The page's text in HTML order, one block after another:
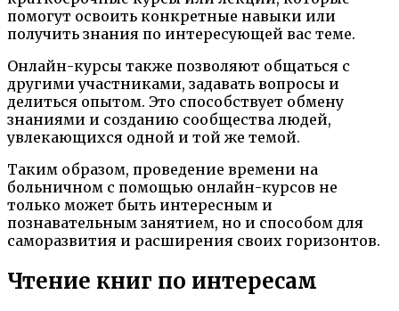
помогут освоить конкретные навыки или
получить знания по интересующей вас теме.
Онлайн-курсы также позволяют общаться с
другими участниками, задавать вопросы и
делиться опытом. Это способствует обмену
знаниями и созданию сообщества людей,
увлекающихся одной и той же темой.
Таким образом, проведение времени на
больничном с помощью онлайн-курсов не
только может быть интересным и
познавательным занятием, но и способом для
саморазвития и расширения своих горизонтов.
Чтение книг по интересам